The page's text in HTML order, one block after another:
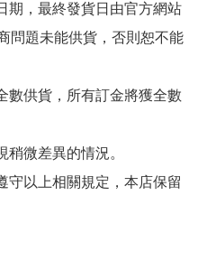
期，最終發貨日由官方網站
問題未能供貨，否則恕不能
數供貨，所有訂金將獲全數
微差異的情況。
守以上相關規定，本店保留